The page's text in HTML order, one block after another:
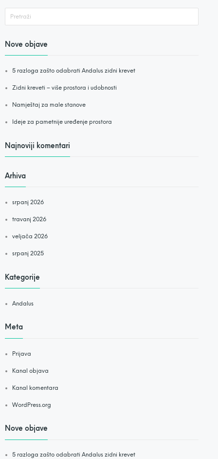
Nove objave
5 razloga zašto odabrati Andalus zidni krevet
Zidni kreveti – više prostora i udobnosti
Namještaj za male stanove
Ideje za pametnije uređenje prostora
Najnoviji komentari
Arhiva
srpanj 2026
travanj 2026
veljača 2026
srpanj 2025
Kategorije
Andalus
Meta
Prijava
Kanal objava
Kanal komentara
WordPress.org
Nove objave
5 razloga zašto odabrati Andalus zidni krevet